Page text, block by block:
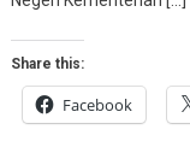
Share this:
Facebook